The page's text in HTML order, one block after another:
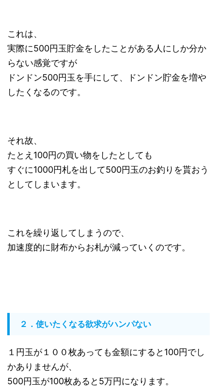
これは、
実際に500円玉貯金をしたことがある人にしか分か
らない感覚ですが
ドンドン500円玉を手にして、ドンドン貯金を増や
したくなるのです。
それ故、
たとえ100円の買い物をしたとしても
すぐに1000円札を出して500円玉のお釣りを貰おう
としてしまいます。
これを繰り返してしまうので、
加速度的に財布からお札が減っていくのです。
２．使いたくなる欲求がハンパない
１円玉が１００枚あっても金額にすると100円でし
かありませんが、
500円玉が100枚あると5万円になります。